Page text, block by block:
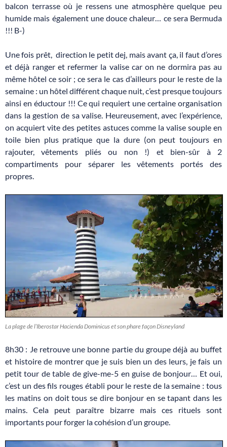
balcon terrasse où je ressens une atmosphère quelque peu
humide mais également une douce chaleur… ce sera Bermuda
!!! B-)
Une fois prêt, direction le petit dej, mais avant ça, il faut d’ores
et déjà ranger et refermer la valise car on ne dormira pas au
même hôtel ce soir ; ce sera le cas d’ailleurs pour le reste de la
semaine : un hôtel différent chaque nuit, c’est presque toujours
ainsi en éductour !!! Ce qui requiert une certaine organisation
dans la gestion de sa valise. Heureusement, avec l’expérience,
on acquiert vite des petites astuces comme la valise souple en
toile bien plus pratique que la dure (on peut toujours en
rajouter, vêtements pliés ou non !) et bien-sûr à 2
compartiments pour séparer les vêtements portés des
propres.
La plage de l’Iberostar Hacienda Dominicus et son phare façon Disneyland
8h30 : Je retrouve une bonne partie du groupe déjà au buffet
et histoire de montrer que je suis bien un des leurs, je fais un
petit tour de table de give-me-5 en guise de bonjour… Et oui,
c’est un des fils rouges établi pour le reste de la semaine : tous
les matins on doit tous se dire bonjour en se tapant dans les
mains. Cela peut paraître bizarre mais ces rituels sont
importants pour forger la cohésion d’un groupe.